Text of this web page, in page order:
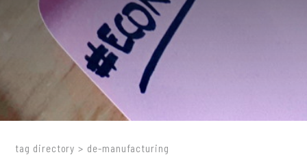
tag directory > de-manufacturing